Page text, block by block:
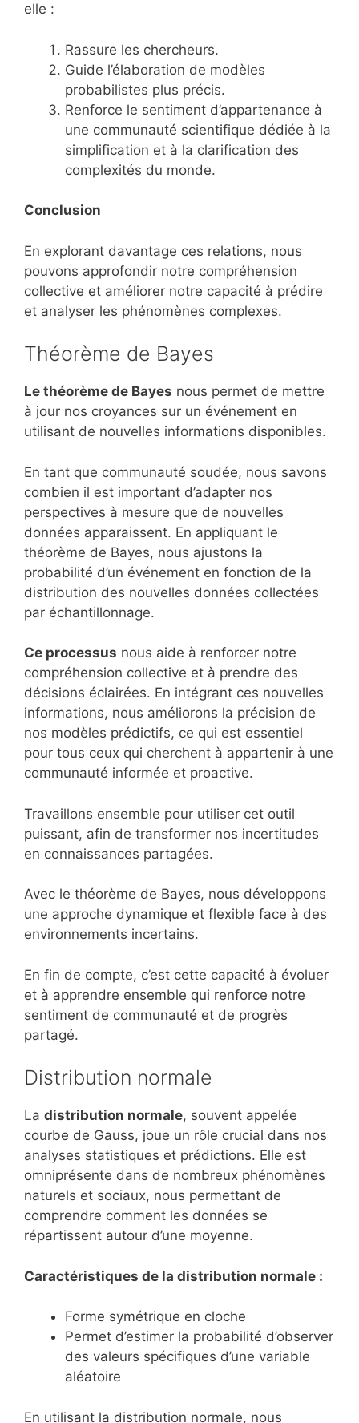
elle :
Rassure les chercheurs.
Guide l’élaboration de modèles
probabilistes plus précis.
Renforce le sentiment d’appartenance à
une communauté scientifique dédiée à la
simplification et à la clarification des
complexités du monde.
Conclusion
En explorant davantage ces relations, nous
pouvons approfondir notre compréhension
collective et améliorer notre capacité à prédire
et analyser les phénomènes complexes.
Théorème de Bayes
Le théorème de Bayes nous permet de mettre
à jour nos croyances sur un événement en
utilisant de nouvelles informations disponibles.
En tant que communauté soudée, nous savons
combien il est important d’adapter nos
perspectives à mesure que de nouvelles
données apparaissent. En appliquant le
théorème de Bayes, nous ajustons la
probabilité d’un événement en fonction de la
distribution des nouvelles données collectées
par échantillonnage.
Ce processus nous aide à renforcer notre
compréhension collective et à prendre des
décisions éclairées. En intégrant ces nouvelles
informations, nous améliorons la précision de
nos modèles prédictifs, ce qui est essentiel
pour tous ceux qui cherchent à appartenir à une
communauté informée et proactive.
Travaillons ensemble pour utiliser cet outil
puissant, afin de transformer nos incertitudes
en connaissances partagées.
Avec le théorème de Bayes, nous développons
une approche dynamique et flexible face à des
environnements incertains.
En fin de compte, c’est cette capacité à évoluer
et à apprendre ensemble qui renforce notre
sentiment de communauté et de progrès
partagé.
Distribution normale
La distribution normale, souvent appelée
courbe de Gauss, joue un rôle crucial dans nos
analyses statistiques et prédictions. Elle est
omniprésente dans de nombreux phénomènes
naturels et sociaux, nous permettant de
comprendre comment les données se
répartissent autour d’une moyenne.
Caractéristiques de la distribution normale :
Forme symétrique en cloche
Permet d’estimer la probabilité d’observer
des valeurs spécifiques d’une variable
aléatoire
En utilisant la distribution normale, nous